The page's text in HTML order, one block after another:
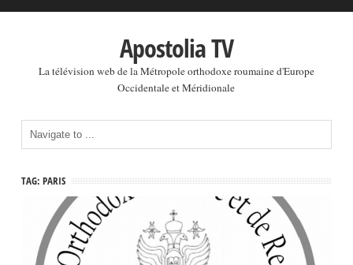
Apostolia TV
La télévision web de la Métropole orthodoxe roumaine d'Europe
Occidentale et Méridionale
TAG: PARIS